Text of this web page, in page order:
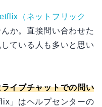
（ネットフリック
か。直接問い合わせた
ている人も多いと思い
イブチャットでの問い
」はヘルプセンターの